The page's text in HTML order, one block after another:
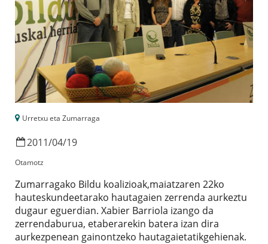
Urretxu eta Zumarraga
2011/04/19
Otamotz
Zumarragako Bildu koalizioak,maiatzaren 22ko
hauteskundeetarako hautagaien zerrenda aurkeztu
dugaur eguerdian. Xabier Barriola izango da
zerrendaburua, etaberarekin batera izan dira
aurkezpenean gainontzeko hautagaietatikgehienak.